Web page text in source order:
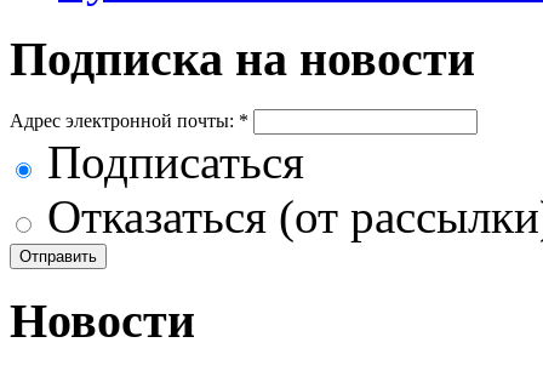
Подписка на новости
Адрес электронной почты: *
Подписаться
Отказаться (от
Новости